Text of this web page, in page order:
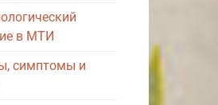
в МТИ
симптомы и